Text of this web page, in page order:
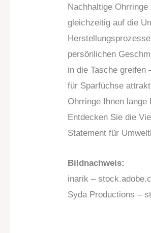
Nachhaltige
gleichzeitig auf die
persönlichen
in die Tasche greifen
für Sparfüchse
Ohrringe Ihnen lange
Entdecken Sie die
Statement für
Bildnachweis:
inarik –
Syda Productions –